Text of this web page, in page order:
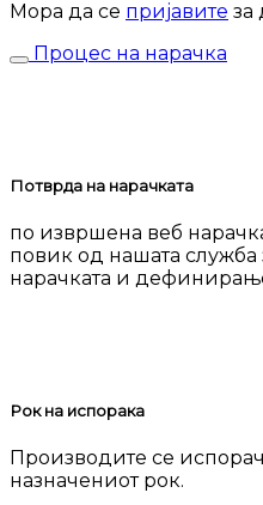
Мора да се пријавите за
Процес на нарачка
Потврда на нарачката
по извршена веб
повик од нашата служба
нарачката и
Рок на испорака
Производите се
назначениот рок.